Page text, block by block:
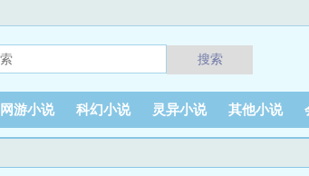
搜索
网游小说 科幻小说 灵异小说 其他小说